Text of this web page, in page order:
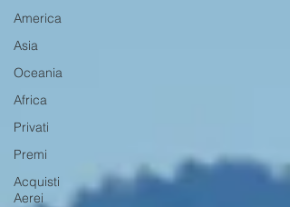
America
Asia
Oceania
Africa
Privati
Premi
Acquisti
Aerei